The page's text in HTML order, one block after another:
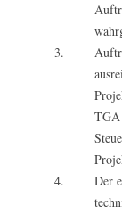
TGA
Der